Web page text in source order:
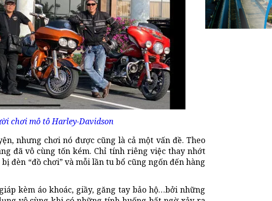
chơi mô tô Harley-Davidson
nhưng chơi nó được cũng là cả một vấn đề. Theo
đã vô cùng tốn kém. Chỉ tính riêng việc thay nhớt
đèn “đồ chơi” và mỗi lần tu bổ cũng ngốn đến hàng
kèm áo khoác, giầy, găng tay bảo hộ…bởi những